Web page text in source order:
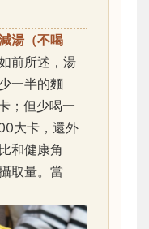
湯（不喝
前所述，湯
一半的麵
；但少喝一
大卡，還外
和健康角
取量。當